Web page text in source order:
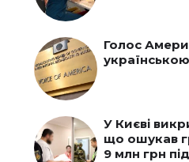
Голос
У Києві
що ошукав
9 млн грн